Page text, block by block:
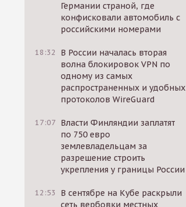
Германии страной, где
конфисковали автомобиль с
российскими номерами
18:32
В России началась вторая
волна блокировок VPN по
одному из самых
распространенных и удобных
протоколов WireGuard
17:07 Власти Финляндии заплатят
по 750 евро
землевладельцам за
разрешение строить
укрепления у границы России
12:53
В сентябре на Кубе раскрыли
сеть вербовки местных